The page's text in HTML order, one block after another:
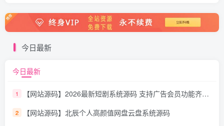
今日最新
今日最新
1 【网站源码】2026最新短剧系统源码 支持广告会员功能齐全短剧源码
2 【网站源码】北辰个人高颜值网盘云盘系统源码